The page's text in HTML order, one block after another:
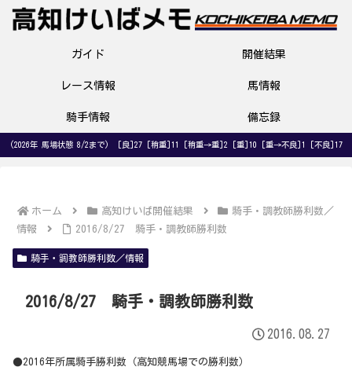
ガイド 開催結果
レース情報 馬情報
騎手情報 備忘録
(2026年 馬場状態 8/2まで) [良]27 [稍重]11 [稍重→重]2 [重]10 [重→不良]1 [不良]17
ホーム 高知けいば開催結果
騎手・調教師勝利数／
情報
2016/8/27 騎手・調教師勝利数
騎手・調教師勝利数／情報
2016/8/27 騎手・調教師勝利数
2016.08.27
●2016年所属騎手勝利数（高知競馬場での勝利数）